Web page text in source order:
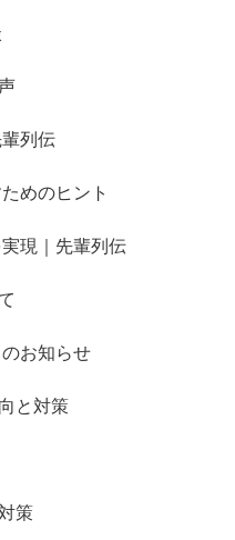
列伝
めのヒント
現｜先輩列伝
お知らせ
と対策
策